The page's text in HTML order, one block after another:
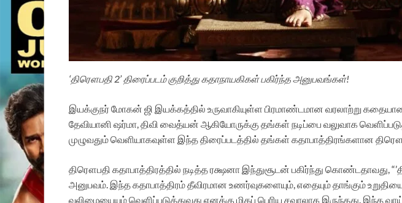
‘திரௌபதி 2’ திரைப்படம் குறித்து கதாநாயகிகள் பகிர்ந்த அனுபவங்கள்!
இயக்குநர் மோகன் ஜி இயக்கத்தில் உருவாகியுள்ள பிரமாண்டமான வரலாற்று
தேவியானி ஷர்மா, திவி வைத்யன் ஆகியோருக்கு தங்கள் நடிப்பை வலுவாக
முழுவதும் வெளியாகவுள்ள இந்த திரைப்படத்தில் தங்கள் கதாபாத்திரங்களான
திரௌபதி கதாபாத்திரத்தில் நடித்த ரக்ஷனா இந்துசூடன் பகிர்ந்து கொண்டதாவது,
அனுபவம். இந்த கதாபாத்திரம் தீவிரமான உணர்வுகளையும், எதையும் தாங்கும்
வலிமையையும் வெளிப்படுத்துவது எனக்கு மிகப் பெரிய சவாலாக இருந்தது. இந்த